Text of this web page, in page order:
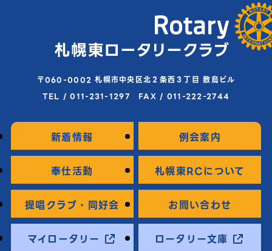
〒060-0002 札幌市中央区北２条西３丁目 敷島ビル
TEL / 011-231-1297 FAX / 011-222-2744
新着情報 例会案内
奉仕活動 札幌東RCについて
提唱クラブ・同好会 お問い合わせ
マイロータリー ロータリー文庫